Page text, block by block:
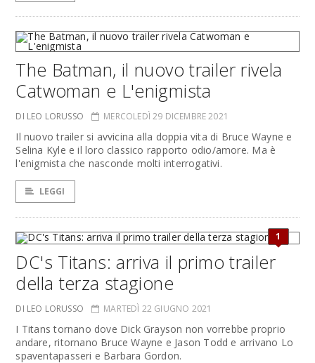
The Batman, il nuovo trailer rivela
Catwoman e L'enigmista
DI LEO LORUSSO MERCOLEDÌ 29 DICEMBRE 2021
Il nuovo trailer si avvicina alla doppia vita di Bruce Wayne e
Selina Kyle e il loro classico rapporto odio/amore. Ma è
l'enigmista che nasconde molti interrogativi.
LEGGI
1
DC's Titans: arriva il primo trailer
della terza stagione
DI LEO LORUSSO MARTEDÌ 22 GIUGNO 2021
I Titans tornano dove Dick Grayson non vorrebbe proprio
andare, ritornano Bruce Wayne e Jason Todd e arrivano Lo
spaventapasseri e Barbara Gordon.